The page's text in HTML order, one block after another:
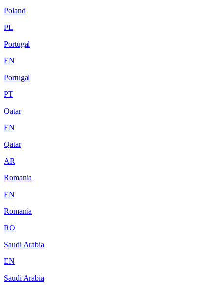
Poland
PL
Portugal
EN
Portugal
PT
Qatar
EN
Qatar
AR
Romania
EN
Romania
RO
Saudi Arabia
EN
Saudi Arabia